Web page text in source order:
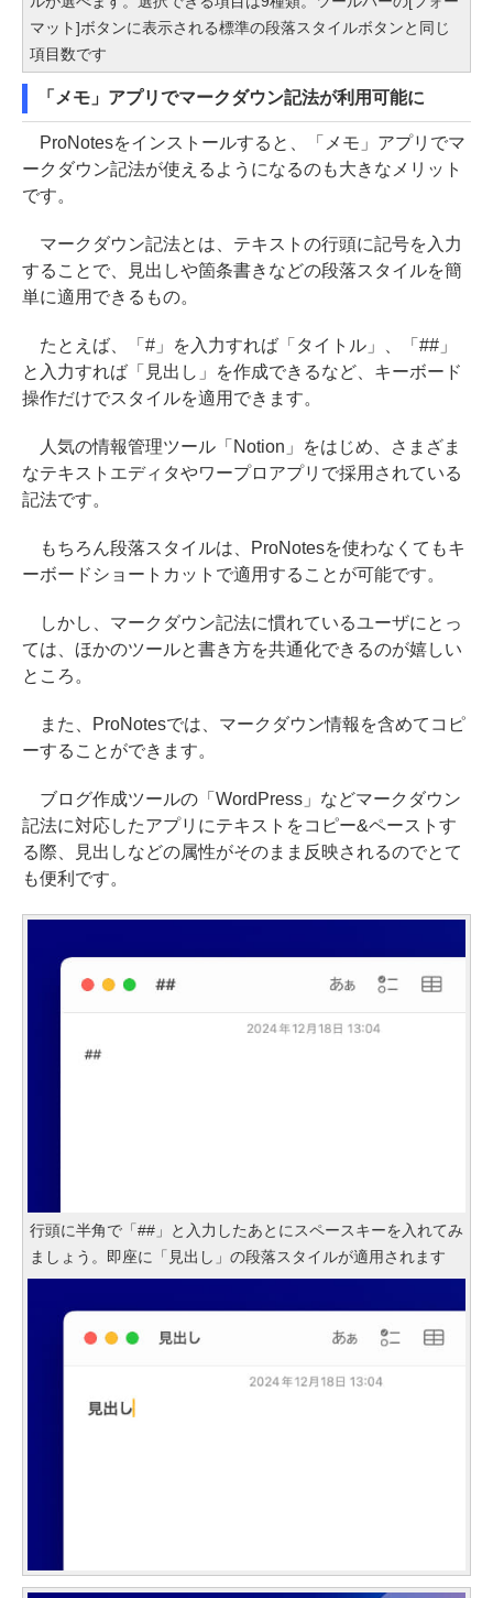
マット]ボタンに表示される標準の段落スタイルボタンと同じ
項目数です
「メモ」アプリでマークダウン記法が利用可能に
ProNotesをインストールすると、「メモ」アプリでマ
ークダウン記法が使えるようになるのも大きなメリット
です。
マークダウン記法とは、テキストの行頭に記号を入力
することで、見出しや箇条書きなどの段落スタイルを簡
単に適用できるもの。
たとえば、「#」を入力すれば「タイトル」、「##」
と入力すれば「見出し」を作成できるなど、キーボード
操作だけでスタイルを適用できます。
人気の情報管理ツール「Notion」をはじめ、さまざま
なテキストエディタやワープロアプリで採用されている
記法です。
もちろん段落スタイルは、ProNotesを使わなくてもキ
ーボードショートカットで適用することが可能です。
しかし、マークダウン記法に慣れているユーザにとっ
ては、ほかのツールと書き方を共通化できるのが嬉しい
ところ。
また、ProNotesでは、マークダウン情報を含めてコピ
ーすることができます。
ブログ作成ツールの「WordPress」などマークダウン
記法に対応したアプリにテキストをコピー&ペーストす
る際、見出しなどの属性がそのまま反映されるのでとて
も便利です。
行頭に半角で「##」と入力したあとにスペースキーを入れてみ
ましょう。即座に「見出し」の段落スタイルが適用されます